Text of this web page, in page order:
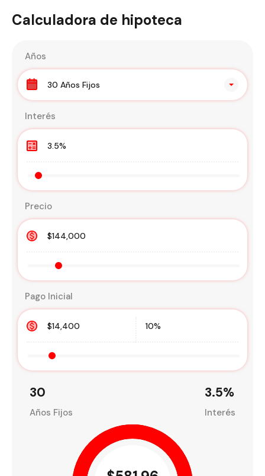
Calculadora de hipoteca
Años
30 Años Fijos
Interés
Precio
Pago Inicial
30
Años Fijos
3.5%
Interés